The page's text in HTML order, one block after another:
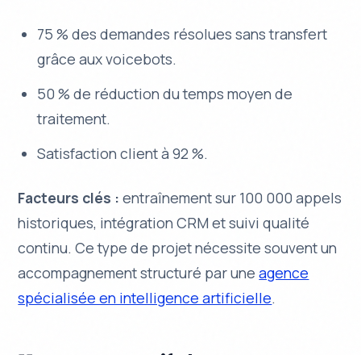
75 % des demandes résolues sans transfert
grâce aux voicebots.
50 % de réduction du temps moyen de
traitement.
Satisfaction client à 92 %.
Facteurs clés : entraînement sur 100 000 appels
historiques, intégration CRM et suivi qualité
continu. Ce type de projet nécessite souvent un
accompagnement structuré par uneagence
spécialisée en intelligence artificielle.